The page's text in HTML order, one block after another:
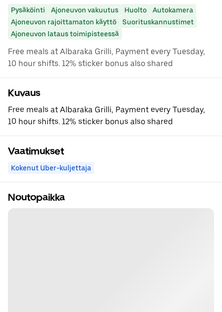
Pysäköinti Ajoneuvon vakuutus Huolto
Autokamera
Ajoneuvon rajoittamaton käyttö
Suorituskannustimet
Ajoneuvon lataus toimipisteessä
Free meals at Albaraka Grilli, Payment every Tuesday,
10 hour shifts. 12% sticker bonus also shared
Kuvaus
Free meals at Albaraka Grilli, Payment every Tuesday,
10 hour shifts. 12% sticker bonus also shared
Vaatimukset
Kokenut Uber-kuljettaja
Noutopaikka